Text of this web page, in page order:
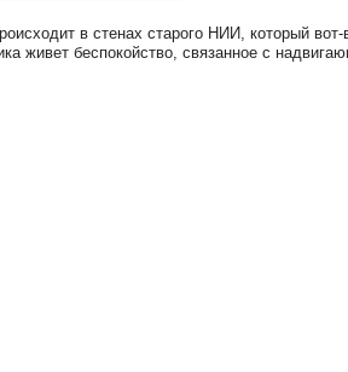
в стенах старого НИИ, который
живет беспокойство, связанное с